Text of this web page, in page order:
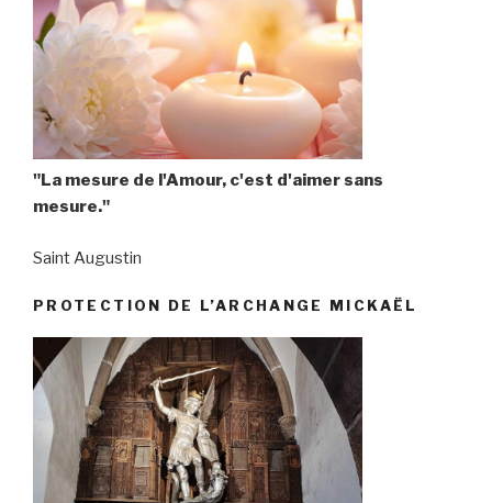
"La mesure de l'Amour, c'est d'aimer sans
mesure."
Saint Augustin
PROTECTION DE L’ARCHANGE MICKAËL